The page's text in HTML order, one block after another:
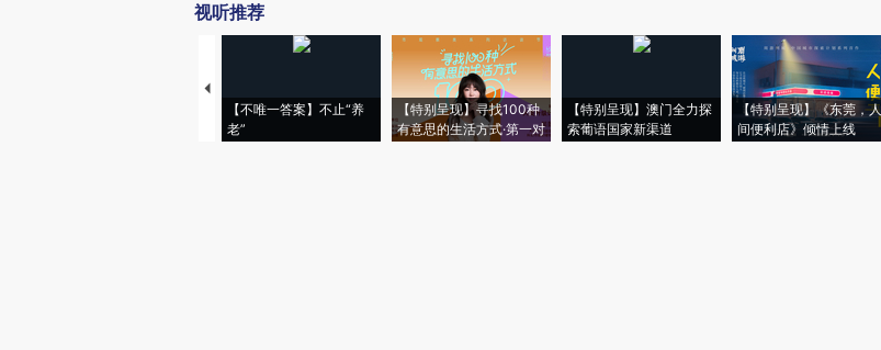
视听推荐
【不唯一答案】不止“养
老”
【特别呈现】寻找100种
有意思的生活方式·第一对
【特别呈现】澳门全力探
索葡语国家新渠道
【特别呈现】《东莞，人
间便利店》倾情上线